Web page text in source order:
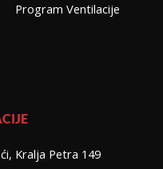
Program Ventilacije
Kralja Petra 149